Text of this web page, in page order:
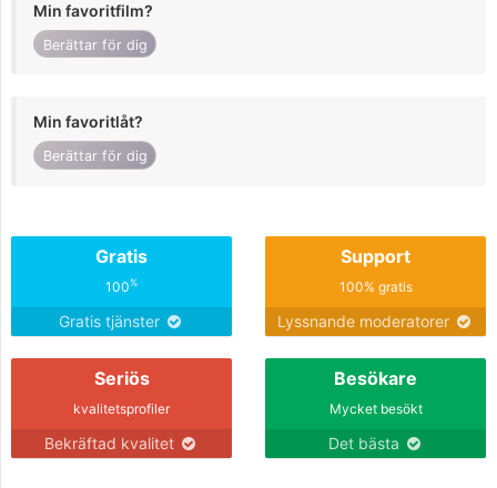
Min favoritfilm?
Berättar för dig
Min favoritlåt?
Berättar för dig
Gratis
100%
Gratis tjänster
Support
100% gratis
Lyssnande moderatorer
Seriös
kvalitetsprofiler
Bekräftad kvalitet
Besökare
Mycket besökt
Det bästa